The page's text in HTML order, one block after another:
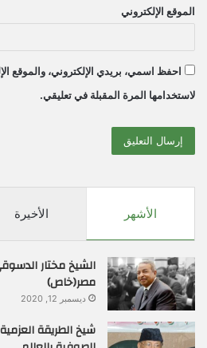
الموقع الإلكتروني
احفظ اسمي، بريدي الإلكتروني، والموقع
لاستخدامها المرة المقبلة في تعليقي.
الأشهر الأخيرة
الشيخ مختار
مصر(خاص)
ديسمبر 12, 2020
شيخ الطريقة